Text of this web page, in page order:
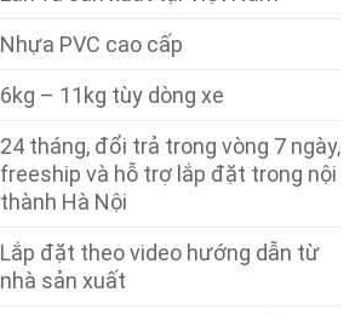
Nhựa PVC cao cấp
6kg – 11kg tùy dòng xe
24 tháng, đổi trả trong vòng 7 ngày,
freeship và hỗ trợ lắp đặt trong nội
thành Hà Nội
Lắp đặt theo video hướng dẫn từ
nhà sản xuất